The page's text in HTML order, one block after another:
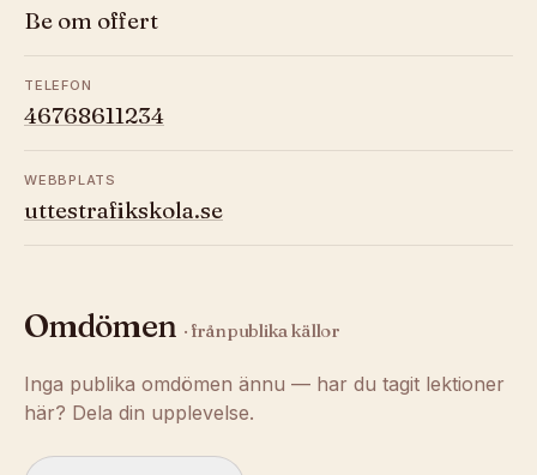
Be om offert
TELEFON
46768611234
WEBBPLATS
uttestrafikskola.se
Omdömen · från publika källor
Inga publika omdömen ännu — har du tagit lektioner
här? Dela din upplevelse.